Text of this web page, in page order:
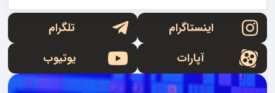
اینستاگرام
تلگرام
آپارات
یوتیوب